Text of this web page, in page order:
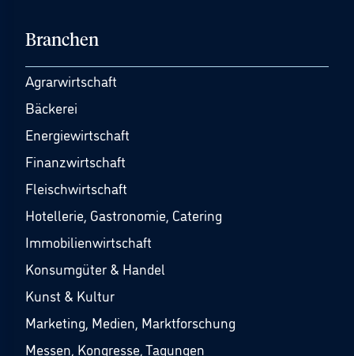
Branchen
Agrarwirtschaft
Bäckerei
Energiewirtschaft
Finanzwirtschaft
Fleischwirtschaft
Hotellerie, Gastronomie, Catering
Immobilienwirtschaft
Konsumgüter & Handel
Kunst & Kultur
Marketing, Medien, Marktforschung
Messen, Kongresse, Tagungen